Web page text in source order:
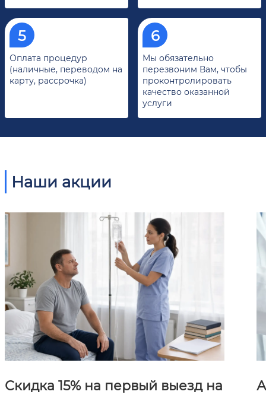
Оплата процедур
(наличные, переводом на
карту, рассрочка)
Мы обязательно
перезвоним Вам, чтобы
проконтролировать
качество оказанной
услуги
Наши акции
Скидка 15% на первый выезд на